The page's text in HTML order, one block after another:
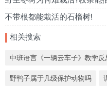
不带根都能栽活的石榴树!
相关搜索
中班语言《一辆云车子》教学反
野鸭子属于几级保护动物吗